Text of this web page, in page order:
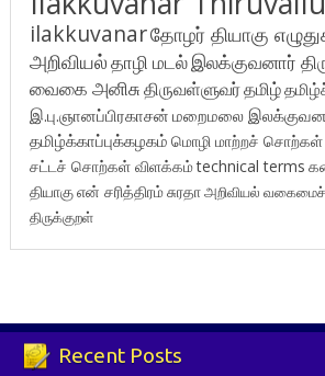
ilakkuvanarதோழர் தியாகு
அறிவியல்தாழி மடல்இலக்குவனார்
வைகை அனிசுதிருவள்ளுவர்தமிழ்
இ.பு.ஞானப்பிரகாசன் மறைமலை
தமிழ்க்காப்புக்கழகம் மொழி மாற்றச் சொற்கள்
சட்டச் சொற்கள் விளக்கம்technical terms
தியாகுஎன் சரித்திரம்சுரதாஅறிவியல்
திருக்குறள்
Recent Posts